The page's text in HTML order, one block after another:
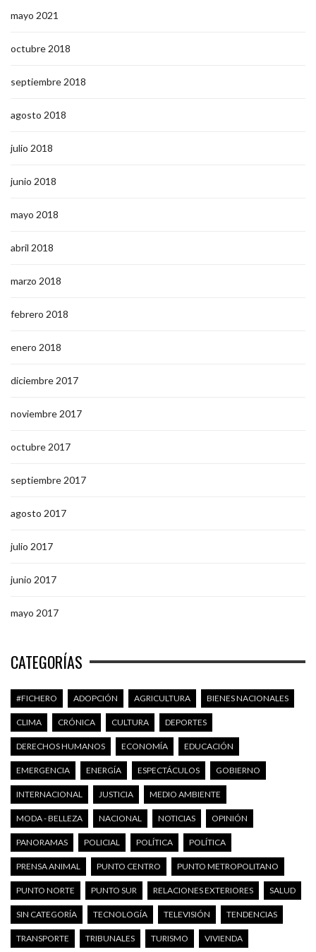
mayo 2021
octubre 2018
septiembre 2018
agosto 2018
julio 2018
junio 2018
mayo 2018
abril 2018
marzo 2018
febrero 2018
enero 2018
diciembre 2017
noviembre 2017
octubre 2017
septiembre 2017
agosto 2017
julio 2017
junio 2017
mayo 2017
CATEGORÍAS
#FICHERO ADOPCIÓN AGRICULTURA BIENES NACIONALES
CLIMA CRÓNICA CULTURA DEPORTES
DERECHOS HUMANOS ECONOMÍA EDUCACIÓN
EMERGENCIA ENERGÍA ESPECTÁCULOS GOBIERNO
INTERNACIONAL JUSTICIA MEDIO AMBIENTE
MODA - BELLEZA NACIONAL NOTICIAS OPINIÓN
PANORAMAS POLICIAL POLÍTICA POLÍTICA
PRENSA ANIMAL PUNTO CENTRO PUNTO METROPOLITANO
PUNTO NORTE PUNTO SUR RELACIONES EXTERIORES SALUD
SIN CATEGORÍA TECNOLOGÍA TELEVISIÓN TENDENCIAS
TRANSPORTE TRIBUNALES TURISMO VIVIENDA